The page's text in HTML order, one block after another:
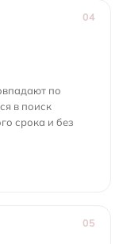
04
по
в поиск
срока и без
05